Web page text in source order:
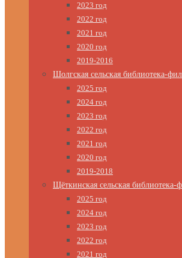
2023 год
2022 год
2021 год
2020 год
2019-2016
Шолгская сельская библиотека-
2025 год
2024 год
2023 год
2022 год
2021 год
2020 год
2019-2018
Щёткинская сельская библиотека-
2025 год
2024 год
2023 год
2022 год
2021 год